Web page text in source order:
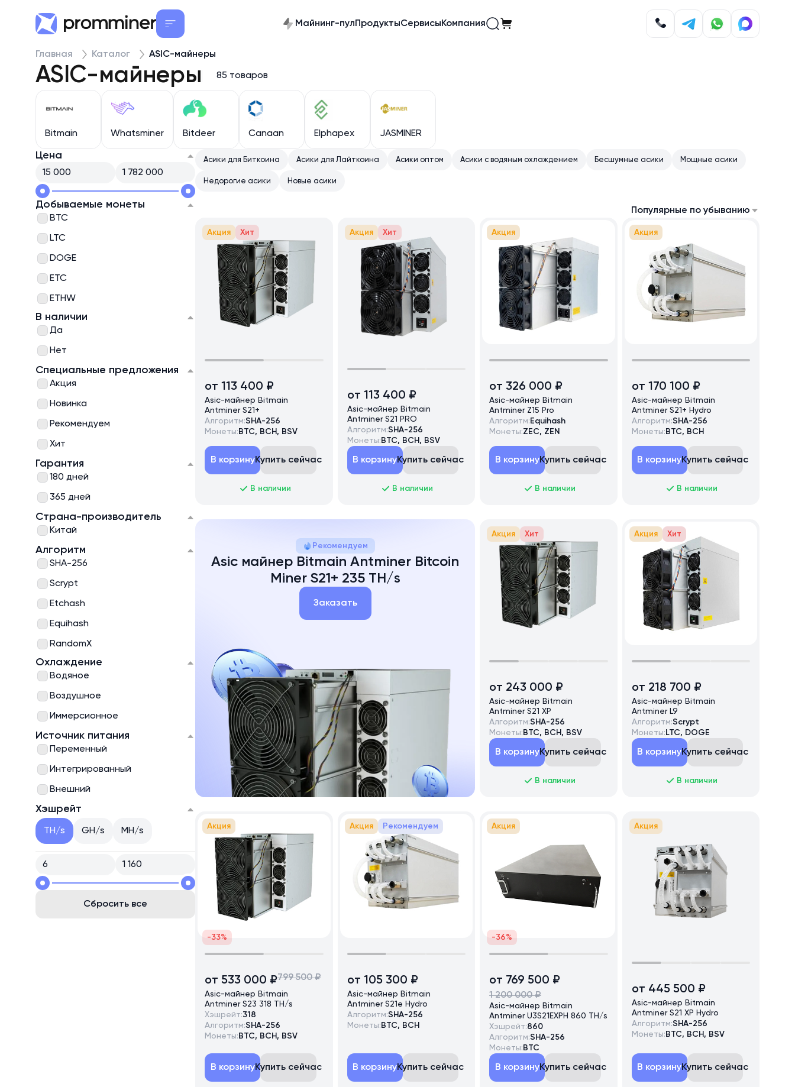
Майнинг-пулПродуктыСервисыКомпания
Главная Каталог ASIC-майнеры
ASIC-майнеры 85 товаров
Bitmain Whatsminer Bitdeer Canaan Elphapex JASMINER
Цена
Добываемые монеты
BTC
LTC
DOGE
ETC
ETHW
BCH
ZEC
ZEN
ETH
ETC+ZIL
ETHW+ZIL
XMR
KASPA
В наличии
Да
Нет
Специальные предложения
Акция
Новинка
Рекомендуем
Хит
Гарантия
180 дней
365 дней
Страна-производитель
Китай
Алгоритм
SHA-256
Scrypt
Etchash
Equihash
RandomX
Ethash
Охлаждение
Водяное
Воздушное
Иммерсионное
Источник питания
Переменный
Интегрированный
Внешний
Хэшрейт
TH/s GH/s MH/s
Сбросить все
Асики для Биткоина Асики для Лайткоина Асики оптом Асики с водяным охлаждением Бесшумные асики Мощные асики
Недорогие асики Новые асики
Популярные по убыванию
Акция Хит
от 113 400 ₽
Asic-майнер Bitmain
Antminer S21+
Алгоритм:SHA-256
Монеты: BTC, BCH, BSV
В корзинуКупить сейчас
В наличии
Акция Хит
от 113 400 ₽
Asic-майнер Bitmain
Antminer S21 PRO
Алгоритм:SHA-256
Монеты: BTC, BCH, BSV
В корзинуКупить сейчас
В наличии
Акция
от 326 000 ₽
Asic-майнер Bitmain
Antminer Z15 Pro
Алгоритм: Equihash
Монеты:ZEC, ZEN
В корзинуКупить сейчас
В наличии
Акция
от 170 100 ₽
Asic-майнер Bitmain
Antminer S21+ Hydro
Алгоритм:SHA-256
Монеты: BTC, BCH
В корзинуКупить сейчас
В наличии
Рекомендуем
Asic майнер Bitmain Antminer Bitcoin
Miner S21+ 235 TH/s
Заказать
Акция Хит
от 243 000 ₽
Asic-майнер Bitmain
Antminer S21 XP
Алгоритм:SHA-256
Монеты: BTC, BCH, BSV
В корзинуКупить сейчас
В наличии
Акция Хит
от 218 700 ₽
Asic-майнер Bitmain
Antminer L9
Алгоритм:Scrypt
Монеты: LTC, DOGE
В корзинуКупить сейчас
В наличии
Акция
-33%
от 533 000 ₽799 500 ₽
Asic-майнер Bitmain
Antminer S23 318 TH/s
Хэшрейт:318
Алгоритм:SHA-256
Монеты: BTC, BCH, BSV
В корзинуКупить сейчас
Акция Рекомендуем
от 105 300 ₽
Asic-майнер Bitmain
Antminer S21e Hydro
Алгоритм:SHA-256
Монеты: BTC, BCH
В корзинуКупить сейчас
Акция
-36%
от 769 500 ₽
1 200 000 ₽
Asic-майнер Bitmain
Antminer U3S21EXPH 860 TH/s
Хэшрейт:860
Алгоритм:SHA-256
Монеты: BTC
В корзинуКупить сейчас
Акция
от 445 500 ₽
Asic-майнер Bitmain
Antminer S21 XP Hydro
Алгоритм:SHA-256
Монеты: BTC, BCH, BSV
В корзинуКупить сейчас